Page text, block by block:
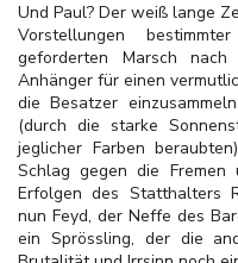
Und Paul? Der weiß lange
Vorstellungen
geforderten Marsch
Anhänger für einen
die Besatzer
(durch die starke
jeglicher Farben
Schlag gegen die
Erfolgen des Statthalters
nun Feyd, der Neffe des
ein Sprössling, der die